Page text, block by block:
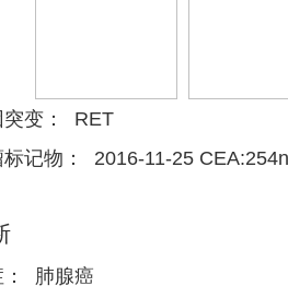
变：
RET
记物：
2016-11-25
肺腺癌